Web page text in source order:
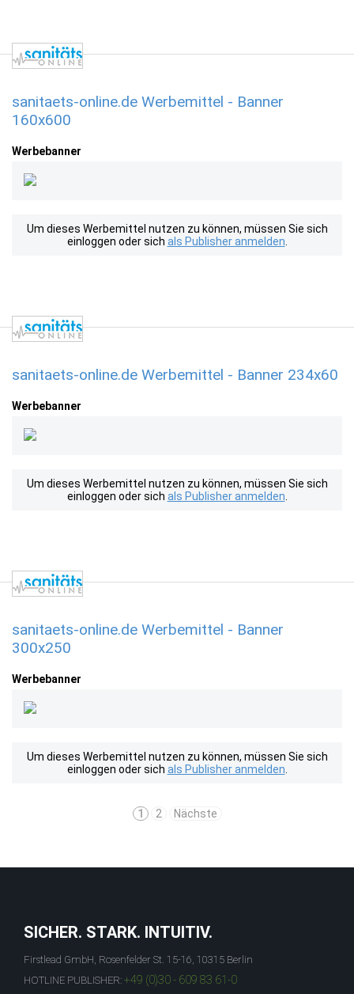
sanitaets-online.de Werbemittel - Banner
160x600
Werbebanner
Um dieses Werbemittel nutzen zu können, müssen Sie sich
einloggen oder sich als Publisher anmelden
sanitaets-online.de Werbemittel - Banner 234x60
Werbebanner
Um dieses Werbemittel nutzen zu können, müssen Sie sich
einloggen oder sich als Publisher anmelden
sanitaets-online.de Werbemittel - Banner
300x250
Werbebanner
Um dieses Werbemittel nutzen zu können, müssen Sie sich
einloggen oder sich als Publisher anmelden
1 2 Nächste
SICHER. STARK. INTUITIV.
Firstlead GmbH, Rosenfelder St. 15-16, 10315 Berlin
HOTLINE PUBLISHER: +49 (0)30 - 609 83 61-0